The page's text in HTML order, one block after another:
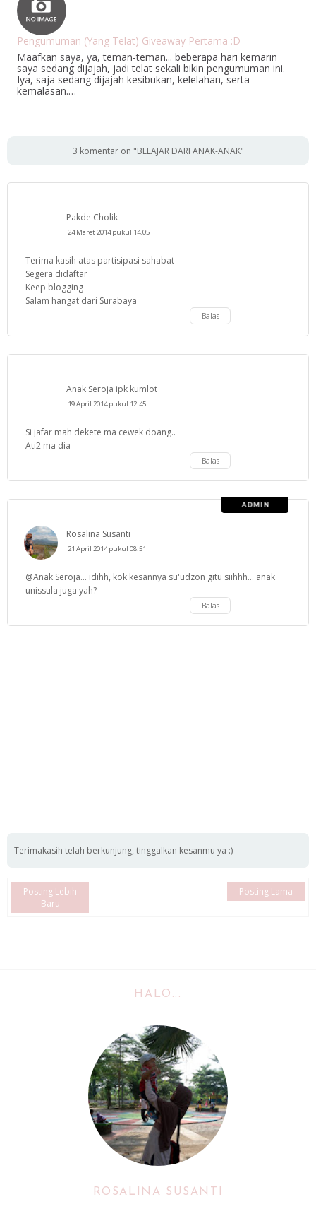
Pengumuman (Yang Telat) Giveaway Pertama :D
Maafkan saya, ya, teman-teman... beberapa hari kemarin
saya sedang dijajah, jadi telat sekali bikin pengumuman ini.
Iya, saja sedang dijajah kesibukan, kelelahan, serta
kemalasan.…
3 komentar on "BELAJAR DARI ANAK-ANAK"
Pakde Cholik
24 Maret 2014 pukul 14.05
Terima kasih atas partisipasi sahabat
Segera didaftar
Keep blogging
Salam hangat dari Surabaya
Balas
Anak Seroja ipk kumlot
19 April 2014 pukul 12.45
Si jafar mah dekete ma cewek doang..
Ati2 ma dia
Balas
Rosalina Susanti
21 April 2014 pukul 08.51
@Anak Seroja... idihh, kok kesannya su'udzon gitu siihhh... anak
unissula juga yah?
Balas
Terimakasih telah berkunjung, tinggalkan kesanmu ya :)
Posting Lebih
Baru
Posting Lama
HALO...
ROSALINA SUSANTI